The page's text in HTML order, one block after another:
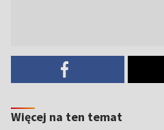
Więcej na ten temat